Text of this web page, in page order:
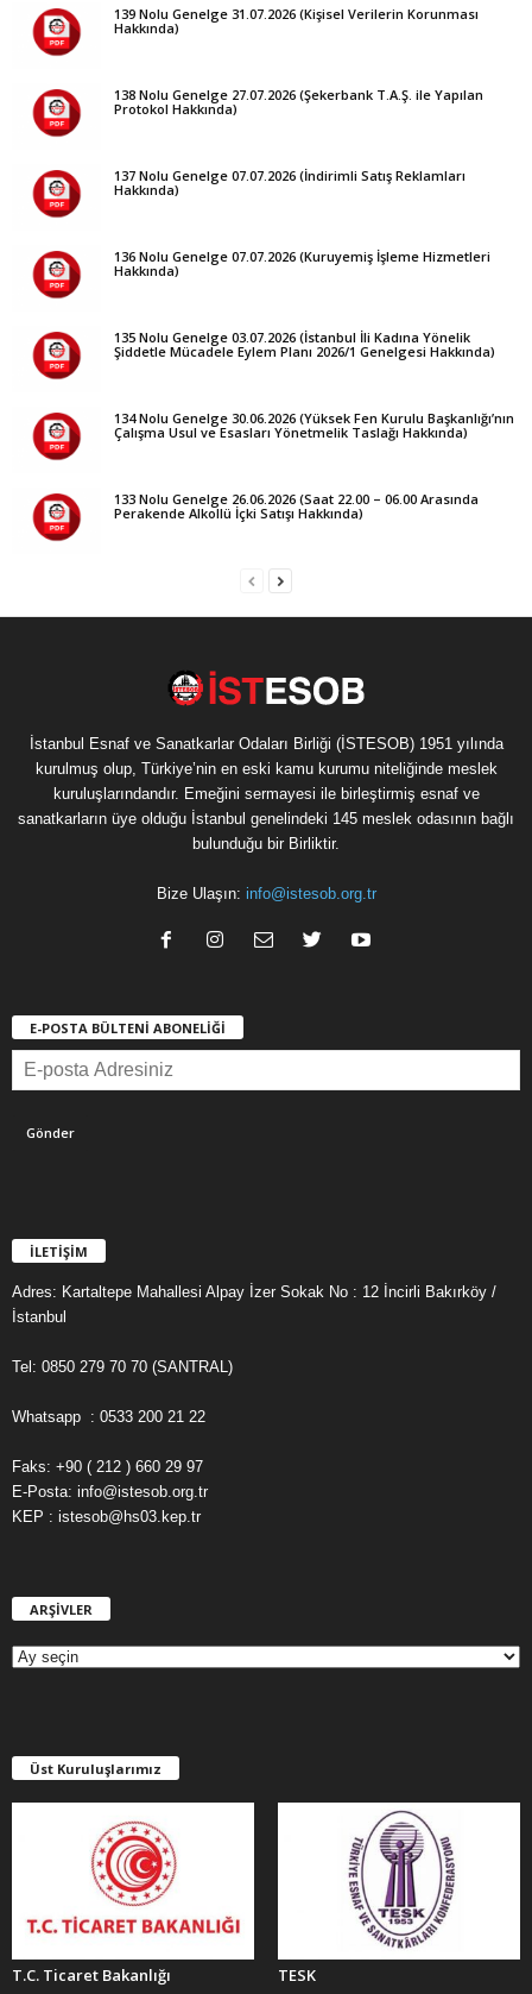
139 Nolu Genelge 31.07.2026 (Kişisel Verilerin Korunması
Hakkında)
138 Nolu Genelge 27.07.2026 (Şekerbank T.A.Ş. ile Yapılan
Protokol Hakkında)
137 Nolu Genelge 07.07.2026 (İndirimli Satış Reklamları
Hakkında)
136 Nolu Genelge 07.07.2026 (Kuruyemiş İşleme Hizmetleri
Hakkında)
135 Nolu Genelge 03.07.2026 (İstanbul İli Kadına Yönelik
Şiddetle Mücadele Eylem Planı 2026/1 Genelgesi Hakkında)
134 Nolu Genelge 30.06.2026 (Yüksek Fen Kurulu Başkanlığı’nın
Çalışma Usul ve Esasları Yönetmelik Taslağı Hakkında)
133 Nolu Genelge 26.06.2026 (Saat 22.00 – 06.00 Arasında
Perakende Alkollü İçki Satışı Hakkında)
İstanbul Esnaf ve Sanatkarlar Odaları Birliği (İSTESOB) 1951 yılında
kurulmuş olup, Türkiye’nin en eski kamu kurumu niteliğinde meslek
kuruluşlarındandır. Emeğini sermayesi ile birleştirmiş esnaf ve
sanatkarların üye olduğu İstanbul genelindeki 145 meslek odasının bağlı
bulunduğu bir Birliktir.
Bize Ulaşın: info@istesob.org.tr
E-POSTA BÜLTENİ ABONELİĞİ
İLETİŞİM
Adres: Kartaltepe Mahallesi Alpay İzer Sokak No : 12 İncirli Bakırköy /
İstanbul
Tel: 0850 279 70 70 (SANTRAL)
Whatsapp : 0533 200 21 22
Faks: +90 ( 212 ) 660 29 97
E-Posta: info@istesob.org.tr
KEP : istesob@hs03.kep.tr
ARŞİVLER
E
R
Üst Kuruluşlarımız
T.C. Ticaret Bakanlığı TESK